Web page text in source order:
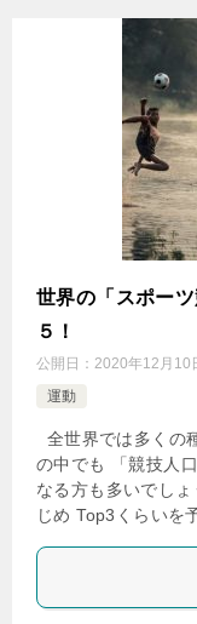
世界の「スポー
５！
公開日： 2020年12月10
運動
全世界では多くの
の中でも 「競技人
なる方も多いでし
じめ Top3くらいを